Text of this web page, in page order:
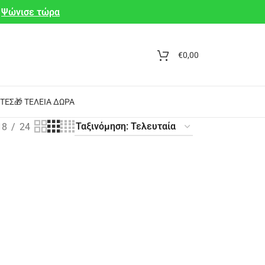
Ψώνισε τώρα
€0,00
🎁 ΤΈΛΕΙΑ ΔΏΡΑ
24